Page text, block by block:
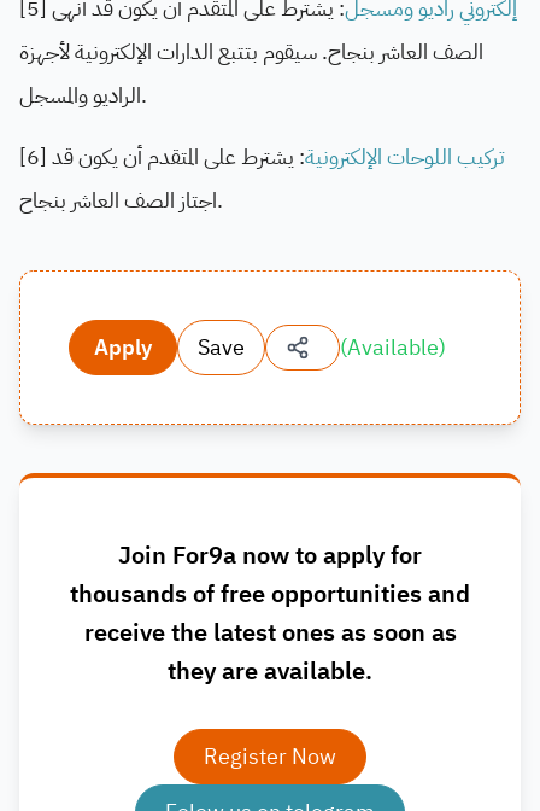
[5]
إلكتروني راديو ومسجل: يشترط على المتقدم أن يكون قد أنهى
الصف العاشر بنجاح.سيقوم بتتبع الدارات الإلكترونية لأجهزة
الراديو والمسجل.
[6]
تركيب اللوحات الإلكترونية: يشترط على المتقدم أن يكون قد
اجتاز الصف العاشر بنجاح.
Apply Save (Available)
Join For9a now to apply for
thousands of free opportunities and
receive the latest ones as soon as
they are available.
Register Now